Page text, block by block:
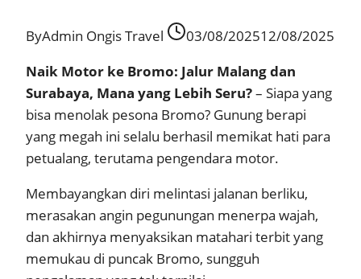
ByAdmin Ongis Travel 03/08/202512/08/2025
Naik Motor ke Bromo: Jalur Malang dan
Surabaya, Mana yang Lebih Seru?– Siapa yang
bisa menolak pesona Bromo? Gunung berapi
yang megah ini selalu berhasil memikat hati para
petualang, terutama pengendara motor.
Membayangkan diri melintasi jalanan berliku,
merasakan angin pegunungan menerpa wajah,
dan akhirnya menyaksikan matahari terbit yang
memukau di puncak Bromo, sungguh